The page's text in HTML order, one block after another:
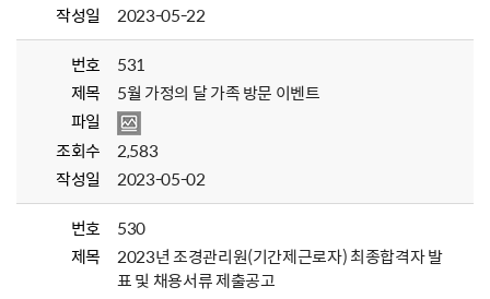
작성일
2023-05-22
번호
531
제목
5월 가정의 달 가족 방문 이벤트
파일
조회수
2,583
작성일
2023-05-02
번호
530
제목
2023년 조경관리원(기간제근로자) 최종합격자 발
표 및 채용서류 제출공고